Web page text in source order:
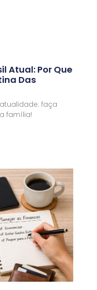
Atual: Por Que
Das
faça
família!